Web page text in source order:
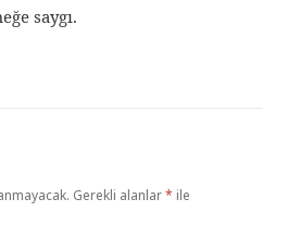
saygı.
Gerekli alanlar* ile